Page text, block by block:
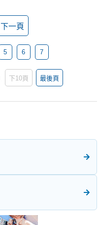
下一頁
5 6 7
下10頁 最後頁